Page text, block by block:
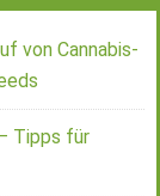
von Cannabis-
Tipps für